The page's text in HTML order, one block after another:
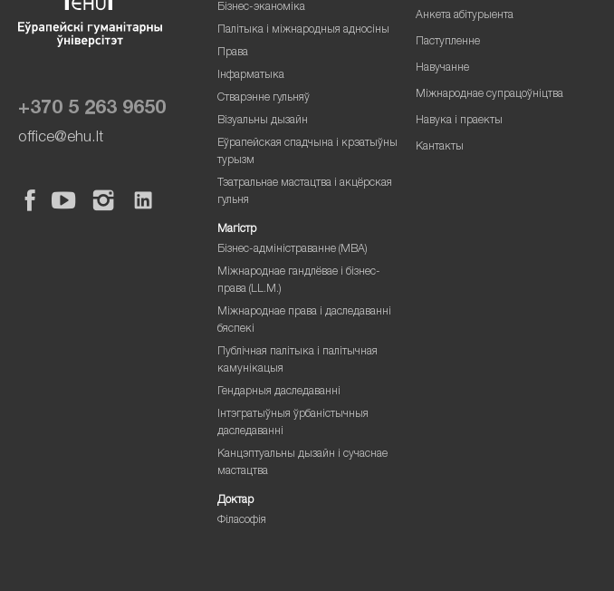
+370 5 263 9650
office@ehu.lt
Бізнес-эканоміка
Палітыка і міжнародныя адносіны
Права
Інфарматыка
Стварэнне гульняў
Візуальны дызайн
Еўрапейская спадчына і крэатыўны
турызм
Тэатральнае мастацтва і акцёрская
гульня
Магістр
Бізнес-адміністраванне (MBA)
Міжнароднае гандлёвае і бізнес-
права (LL.M.)
Міжнароднае права і даследаванні
бяспекі
Публічная палітыка і палітычная
камунікацыя
Гендарныя даследаванні
Інтэгратыўныя ўрбаністычныя
даследаванні
Канцэптуальны дызайн і сучаснае
мастацтва
Доктар
Філасофія
Анкета абітурыента
Паступленне
Навучанне
Міжнароднае супрацоўніцтва
Навука і праекты
Кантакты